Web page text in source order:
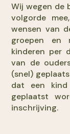
Wij wegen de
volgorde
wensen van
groepen en
kinderen per
van de
(snel)
dat een
geplaatst
inschrijving.